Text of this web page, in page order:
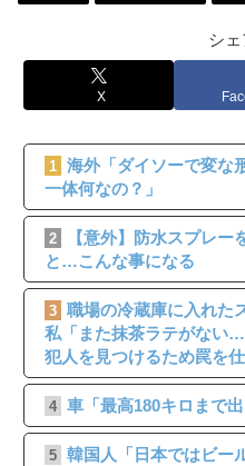
シェ
X
1 海外「ダイソーで変な
一体何なの？」
2
【意外】防水スプレ
と…こんな事になる
3 職場の冷蔵庫に入れた
私「また抹茶ラテがない
犯人を見つけるため罠を
4 車「最高180キロまで
5 韓国人「日本ではビー